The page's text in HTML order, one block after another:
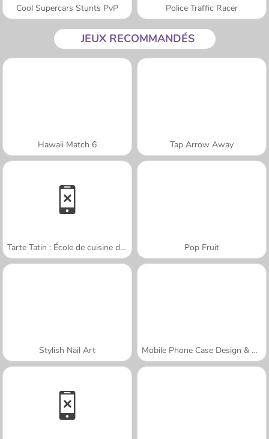
Cool Supercars Stunts PvP Police Traffic Racer
JEUX RECOMMANDÉS
Hawaii Match 6 Tap Arrow Away
Tarte Tatin : École de cuisine de Sara Pop Fruit
Stylish Nail Art Mobile Phone Case Design & DIY